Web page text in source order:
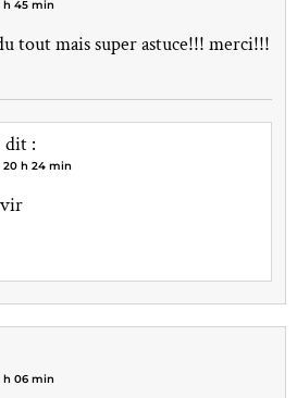
h 45 min
tout mais super astuce!!! merci!!!
dit :
20 h 24 min
h 06 min